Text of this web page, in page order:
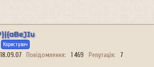
Користувач
18.09.07 Повідомлення 1 469 Репутація
7